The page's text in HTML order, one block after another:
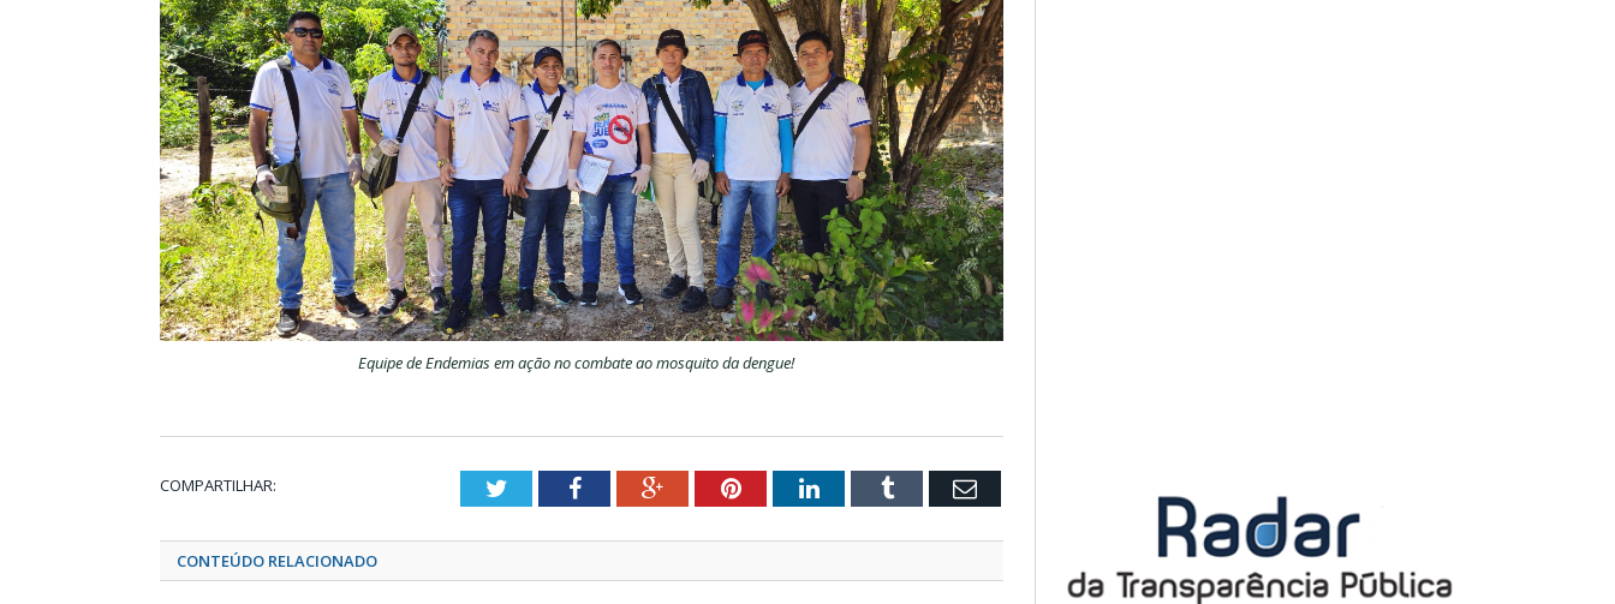
Equipe de Endemias em ação no combate ao mosquito da dengue!
COMPARTILHAR: TwitterFacebookGoogle+PinterestLinkedInTumblr Email
CONTEÚDO RELACIONADO